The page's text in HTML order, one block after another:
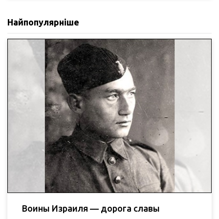
Найпопулярніше
Воины Израиля — дорога славы